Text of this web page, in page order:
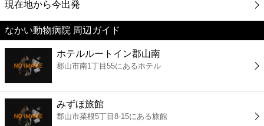
映画
美容
コンビニ
薬局
現在地から今出発
なかい動物病院 周辺ガイド
ホテルルートイン郡山南
郡山市南1丁目55にあるホテル
みずほ旅館
郡山市菜根5丁目8-15にある旅館